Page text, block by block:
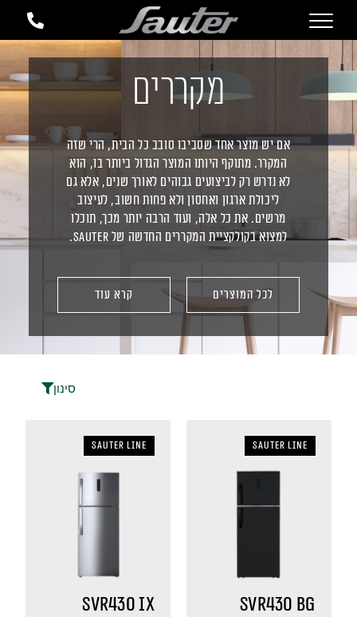
מקררים
אם יש מוצר אחד שסביבו סובב כל הבית, הרי שזה
המקרר. מתוקף היותו המוצר הגדול ביותר בו, הוא
לא נדרש רק לביצועים גבוהים לאורך שנים, אלא גם
ליכולת ארגון ואחסון ולא פחות חשוב, לעיצוב
מרשים. את כל אלה, ועוד הרבה יותר מכך, תוכלו
למצוא בקולקציית המקררים החדשה של Sauter.
לכל המוצרים קרא עוד
סינון
sauter LINE
SVR430 BG
sauter LINE
SVR430 IX